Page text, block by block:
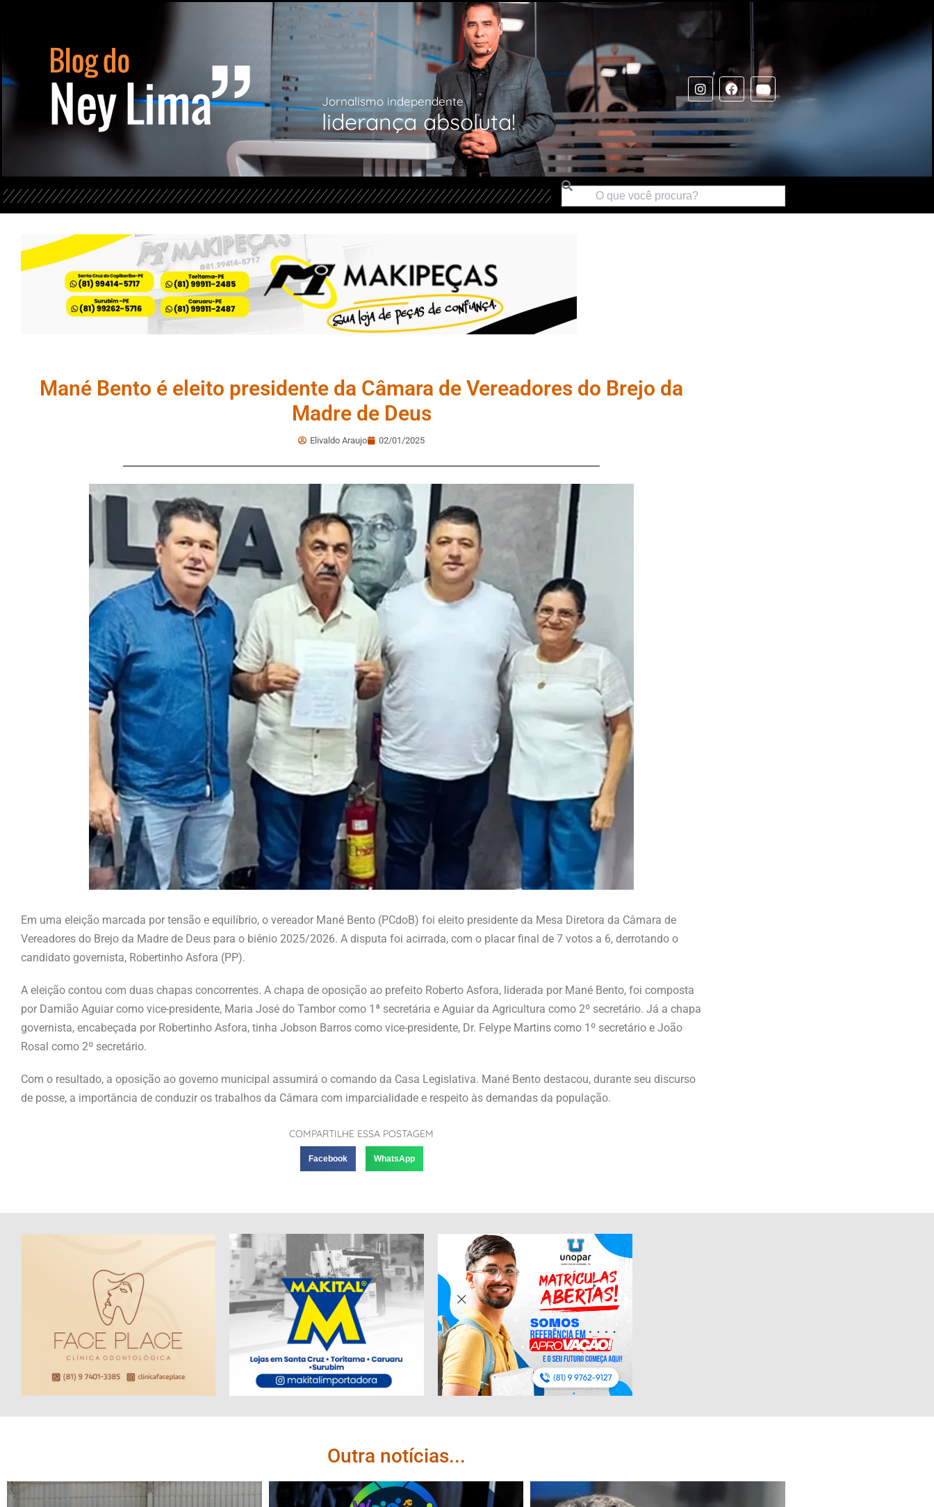
Jornalismo independente
liderança absoluta!
Mané Bento é eleito presidente da Câmara de Vereadores do Brejo da
Madre de Deus
Elivaldo Araujo 02/01/2025
Em uma eleição marcada por tensão e equilíbrio, o vereador Mané Bento (PCdoB) foi eleito presidente da Mesa Diretora da Câmara de
Vereadores do Brejo da Madre de Deus para o biênio 2025/2026. A disputa foi acirrada, com o placar final de 7 votos a 6, derrotando o
candidato governista, Robertinho Asfora (PP).
A eleição contou com duas chapas concorrentes. A chapa de oposição ao prefeito Roberto Asfora, liderada por Mané Bento, foi composta
por Damião Aguiar como vice-presidente, Maria José do Tambor como 1ª secretária e Aguiar da Agricultura como 2º secretário. Já a chapa
governista, encabeçada por Robertinho Asfora, tinha Jobson Barros como vice-presidente, Dr. Felype Martins como 1º secretário e João
Rosal como 2º secretário.
Com o resultado, a oposição ao governo municipal assumirá o comando da Casa Legislativa. Mané Bento destacou, durante seu discurso
de posse, a importância de conduzir os trabalhos da Câmara com imparcialidade e respeito às demandas da população.
COMPARTILHE ESSA POSTAGEM
Facebook WhatsApp
Outra notícias...